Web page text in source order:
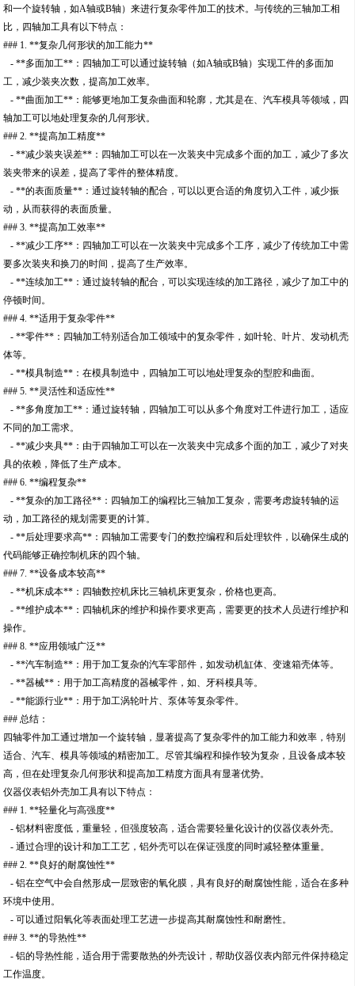
和一个旋转轴，如A轴或B轴）来进行复杂零件加工的技术。与传统的三轴加工相
比，四轴加工具有以下特点：
### 1. **复杂几何形状的加工能力**
- **多面加工**：四轴加工可以通过旋转轴（如A轴或B轴）实现工件的多面加
工，减少装夹次数，提高加工效率。
- **曲面加工**：能够更地加工复杂曲面和轮廓，尤其是在、汽车模具等领域，四
轴加工可以地处理复杂的几何形状。
### 2. **提高加工精度**
- **减少装夹误差**：四轴加工可以在一次装夹中完成多个面的加工，减少了多次
装夹带来的误差，提高了零件的整体精度。
- **的表面质量**：通过旋转轴的配合，可以以更合适的角度切入工件，减少振
动，从而获得的表面质量。
### 3. **提高加工效率**
- **减少工序**：四轴加工可以在一次装夹中完成多个工序，减少了传统加工中需
要多次装夹和换刀的时间，提高了生产效率。
- **连续加工**：通过旋转轴的配合，可以实现连续的加工路径，减少了加工中的
停顿时间。
### 4. **适用于复杂零件**
- **零件**：四轴加工特别适合加工领域中的复杂零件，如叶轮、叶片、发动机壳
体等。
- **模具制造**：在模具制造中，四轴加工可以地处理复杂的型腔和曲面。
### 5. **灵活性和适应性**
- **多角度加工**：通过旋转轴，四轴加工可以从多个角度对工件进行加工，适应
不同的加工需求。
- **减少夹具**：由于四轴加工可以在一次装夹中完成多个面的加工，减少了对夹
具的依赖，降低了生产成本。
### 6. **编程复杂**
- **复杂的加工路径**：四轴加工的编程比三轴加工复杂，需要考虑旋转轴的运
动，加工路径的规划需要更的计算。
- **后处理要求高**：四轴加工需要专门的数控编程和后处理软件，以确保生成的
代码能够正确控制机床的四个轴。
### 7. **设备成本较高**
- **机床成本**：四轴数控机床比三轴机床更复杂，价格也更高。
- **维护成本**：四轴机床的维护和操作要求更高，需要更的技术人员进行维护和
操作。
### 8. **应用领域广泛**
- **汽车制造**：用于加工复杂的汽车零部件，如发动机缸体、变速箱壳体等。
- **器械**：用于加工高精度的器械零件，如、牙科模具等。
- **能源行业**：用于加工涡轮叶片、泵体等复杂零件。
### 总结：
四轴零件加工通过增加一个旋转轴，显著提高了复杂零件的加工能力和效率，特别
适合、汽车、模具等领域的精密加工。尽管其编程和操作较为复杂，且设备成本较
高，但在处理复杂几何形状和提高加工精度方面具有显著优势。
仪器仪表铝外壳加工具有以下特点：
### 1. **轻量化与高强度**
- 铝材料密度低，重量轻，但强度较高，适合需要轻量化设计的仪器仪表外壳。
- 通过合理的设计和加工工艺，铝外壳可以在保证强度的同时减轻整体重量。
### 2. **良好的耐腐蚀性**
- 铝在空气中会自然形成一层致密的氧化膜，具有良好的耐腐蚀性能，适合在多种
环境中使用。
- 可以通过阳氧化等表面处理工艺进一步提高其耐腐蚀性和耐磨性。
### 3. **的导热性**
- 铝的导热性能，适合用于需要散热的外壳设计，帮助仪器仪表内部元件保持稳定
工作温度。